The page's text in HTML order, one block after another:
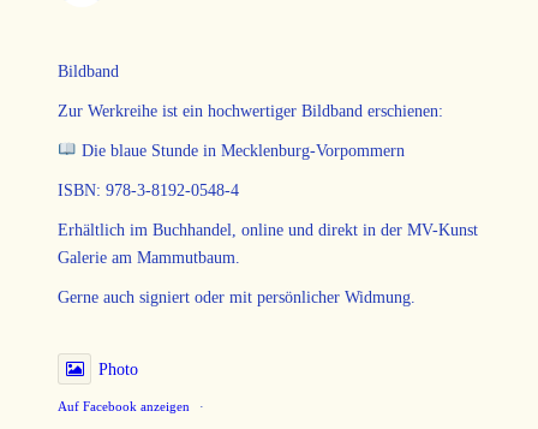
Bildband
Zur Werkreihe ist ein hochwertiger Bildband erschienen:
Die blaue Stunde in Mecklenburg-Vorpommern
ISBN: 978-3-8192-0548-4
Erhältlich im Buchhandel, online und direkt in der MV-Kunst
Galerie am Mammutbaum.
Gerne auch signiert oder mit persönlicher Widmung.
Photo
Auf Facebook anzeigen ·